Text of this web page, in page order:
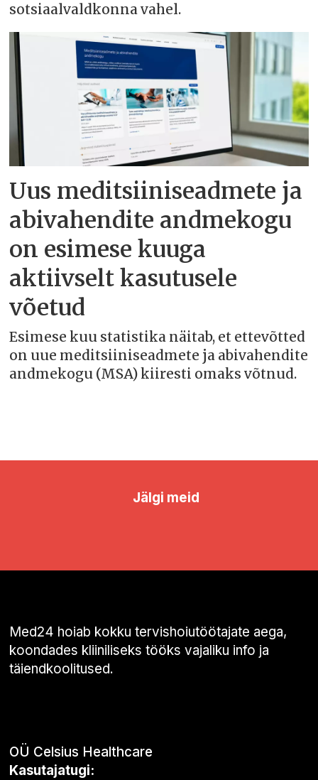
sotsiaalvaldkonna vahel.
Uus meditsiiniseadmete ja
abivahendite andmekogu
on esimese kuuga
aktiivselt kasutusele
võetud
Esimese kuu statistika näitab, et ettevõtted
on uue meditsiiniseadmete ja abivahendite
andmekogu (MSA) kiiresti omaks võtnud.
Jälgi meid
Med24 hoiab kokku tervishoiutöötajate aega,
koondades kliiniliseks tööks vajaliku info ja
täiendkoolitused.
OÜ Celsius Healthcare
Kasutajatugi: